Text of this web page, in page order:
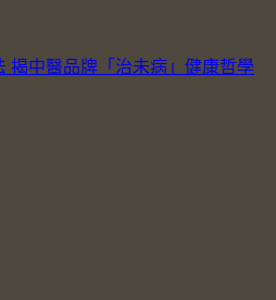
揭中醫品牌「治未病」健康哲學